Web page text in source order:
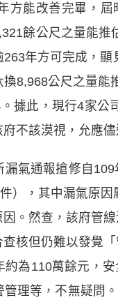
方能改善完畢，
餘公尺之量能
263年方可完成，
8,968公尺之量能
據此，現行4家公
不該漠視，允應儘
漏氣通報搶修自
），其中漏氣原
。然查，該府管
核但仍難以發覺
約為110萬餘元，
理等，不無疑問